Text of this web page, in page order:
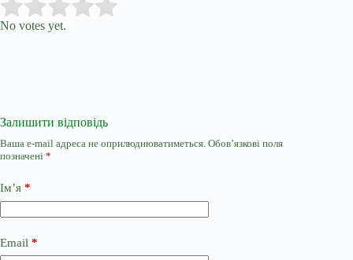
Rate this item:
No votes yet.
Залишити відповідь
Ваша e-mail адреса не оприлюднюватиметься. Обов’язкові поля
позначені *
Ім’я *
Email *